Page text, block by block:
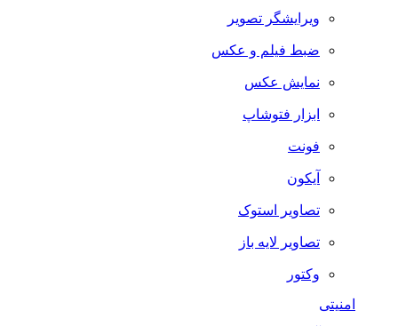
ویرایشگر تصویر
ضبط فيلم و عكس
نمایش عکس
ابزار فتوشاپ
فونت
آیکون
تصاویر استوک
تصاویر لایه باز
وکتور
امنیتی